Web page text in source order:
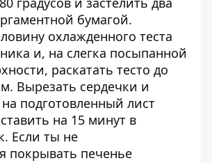
бумагой.
охлажденного теста
и, на слегка посыпанной
раскатать тесто до
Вырезать сердечки и
подготовленный лист
на 15 минут в
Если ты не
покрывать печенье